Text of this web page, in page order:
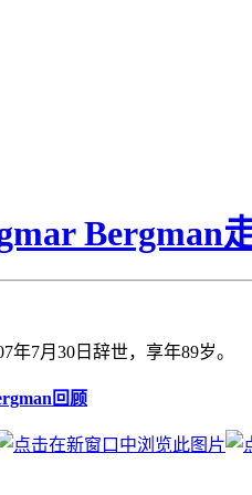
Bergman
7月30日辞世，享年89岁。
回顾